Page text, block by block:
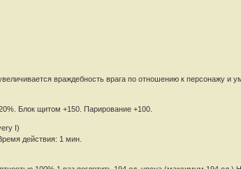
враждебность врага по отношению к персонажу и
Блок щитом +150. Парирование +100.
I)
действия: 1 мин.